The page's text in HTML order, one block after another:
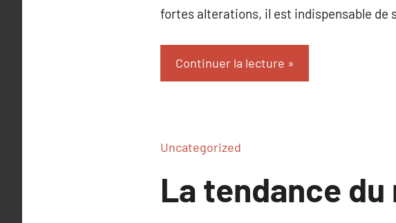
fortes alterations, il est indispensable
Continuer la lecture
Uncategorized
La tendance